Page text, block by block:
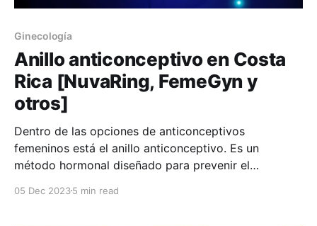
Ginecología
Anillo anticonceptivo en Costa
Rica [NuvaRing, FemeGyn y
otros]
Dentro de las opciones de anticonceptivos
femeninos está el anillo anticonceptivo. Es un
método hormonal diseñado para prevenir el
conveniente utilizarlo, si su uso conlleva efectos
05 Dec 20235 min read